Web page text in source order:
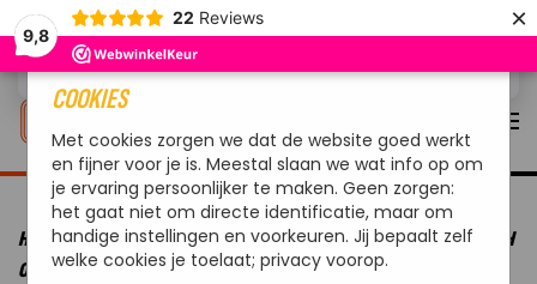
9,8
22 Reviews ×
Overslaan en naar de inhoud gaan
HOME MERKEN VALHAL OUTDOOR
VALHAL OUTDOOR DUTCH
OVEN GIETIJZER MET POOTJES OUTDOOR 8 LITER
COOKIES
Met cookies zorgen we dat de website goed werkt
en fijner voor je is. Meestal slaan we wat info op om
je ervaring persoonlijker te maken. Geen zorgen:
het gaat niet om directe identificatie, maar om
handige instellingen en voorkeuren. Jij bepaalt zelf
welke cookies je toelaat; privacy voorop.